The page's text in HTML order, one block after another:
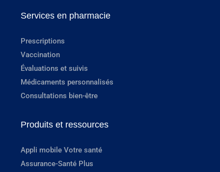
Services en pharmacie
Prescriptions
Vaccination
Évaluations et suivis
Médicaments personnalisés
Consultations bien-être
Produits et ressources
Appli mobile Votre santé
Assurance-Santé Plus